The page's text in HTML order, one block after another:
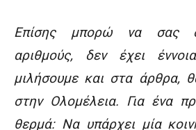
Επίσης μπορώ να σας
αριθμούς, δεν έχει
μιλήσουμε και στα άρθρα,
στην Ολομέλεια. Για ένα
θερμά: Να υπάρχει μία